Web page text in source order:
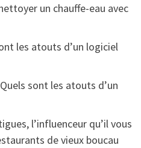
un chauffe-eau avec
les atouts d’un logiciel
Quels sont les atouts d’un
l’influenceur qu’il vous
de vieux boucau